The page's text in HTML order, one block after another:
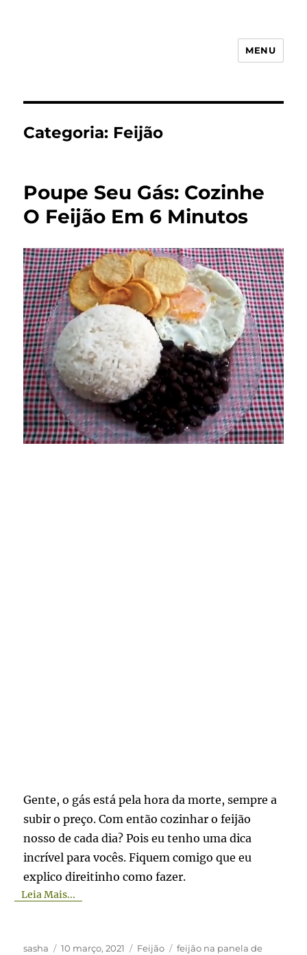
MENU
Categoria: Feijão
Poupe Seu Gás: Cozinhe
O Feijão Em 6 Minutos
Gente, o gás está pela hora da morte, sempre a
subir o preço. Com então cozinhar o feijão
nosso de cada dia? Pois eu tenho uma dica
incrível para vocês. Fiquem comigo que eu
explico direitinho como fazer.
Leia Mais...
Autor
sasha
Publicado
10 março, 2021 Categorias
Feijão Tags
feijão na panela de